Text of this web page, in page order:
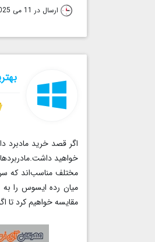
ارسال در 11 می 2025
مقایسه خواهیم کرد تا